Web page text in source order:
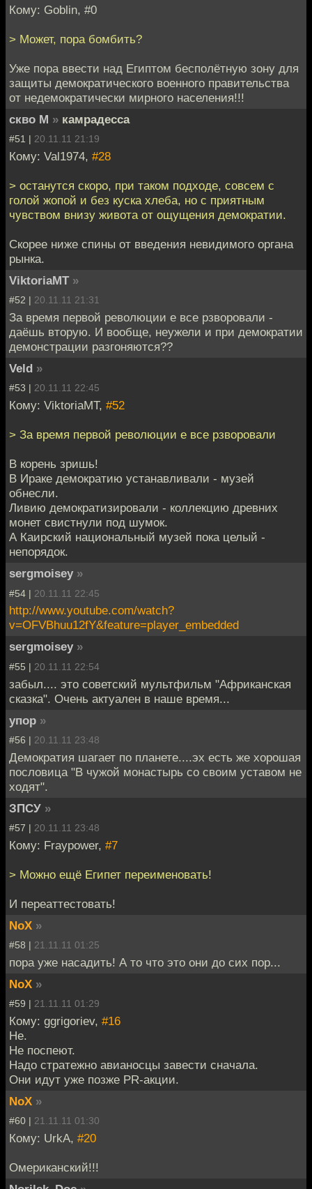
Кому: Goblin, #0
> Может, пора бомбить?
Уже пора ввести над Египтом бесполётную зону для
защиты демократического военного правительства
от недемократически мирного населения!!!
скво М » камрадесса
#51 | 20.11.11 21:19
Кому: Val1974, #28
> останутся скоро, при таком подходе, совсем с
голой жопой и без куска хлеба, но с приятным
чувством внизу живота от ощущения демократии.
Скорее ниже спины от введения невидимого органа
рынка.
ViktoriaMT »
#52 | 20.11.11 21:31
За время первой революции е все рзворовали -
даёшь вторую. И вообще, неужели и при демократии
демонстрации разгоняются??
Veld »
#53 | 20.11.11 22:45
Кому: ViktoriaMT, #52
> За время первой революции е все рзворовали
В корень зришь!
В Ираке демократию устанавливали - музей
обнесли.
Ливию демократизировали - коллекцию древних
монет свистнули под шумок.
А Каирский национальный музей пока целый -
непорядок.
sergmoisey »
#54 | 20.11.11 22:45
http://www.youtube.com/watch?
v=OFVBhuu12fY&feature=player_embedded
sergmoisey »
#55 | 20.11.11 22:54
забыл.... это советский мультфильм "Африканская
сказка". Очень актуален в наше время...
упор »
#56 | 20.11.11 23:48
Демократия шагает по планете....эх есть же хорошая
пословица "В чужой монастырь со своим уставом не
ходят".
ЗПСУ »
#57 | 20.11.11 23:48
Кому: Fraypower, #7
> Можно ещё Египет переименовать!
И переаттестовать!
NoX »
#58 | 21.11.11 01:25
пора уже насадить! А то что это они до сих пор...
NoX »
#59 | 21.11.11 01:29
Кому: ggrigoriev, #16
Не.
Не поспеют.
Надо стратежно авианосцы завести сначала.
Они идут уже позже PR-акции.
NoX »
#60 | 21.11.11 01:30
Кому: UrkA, #20
Омериканский!!!